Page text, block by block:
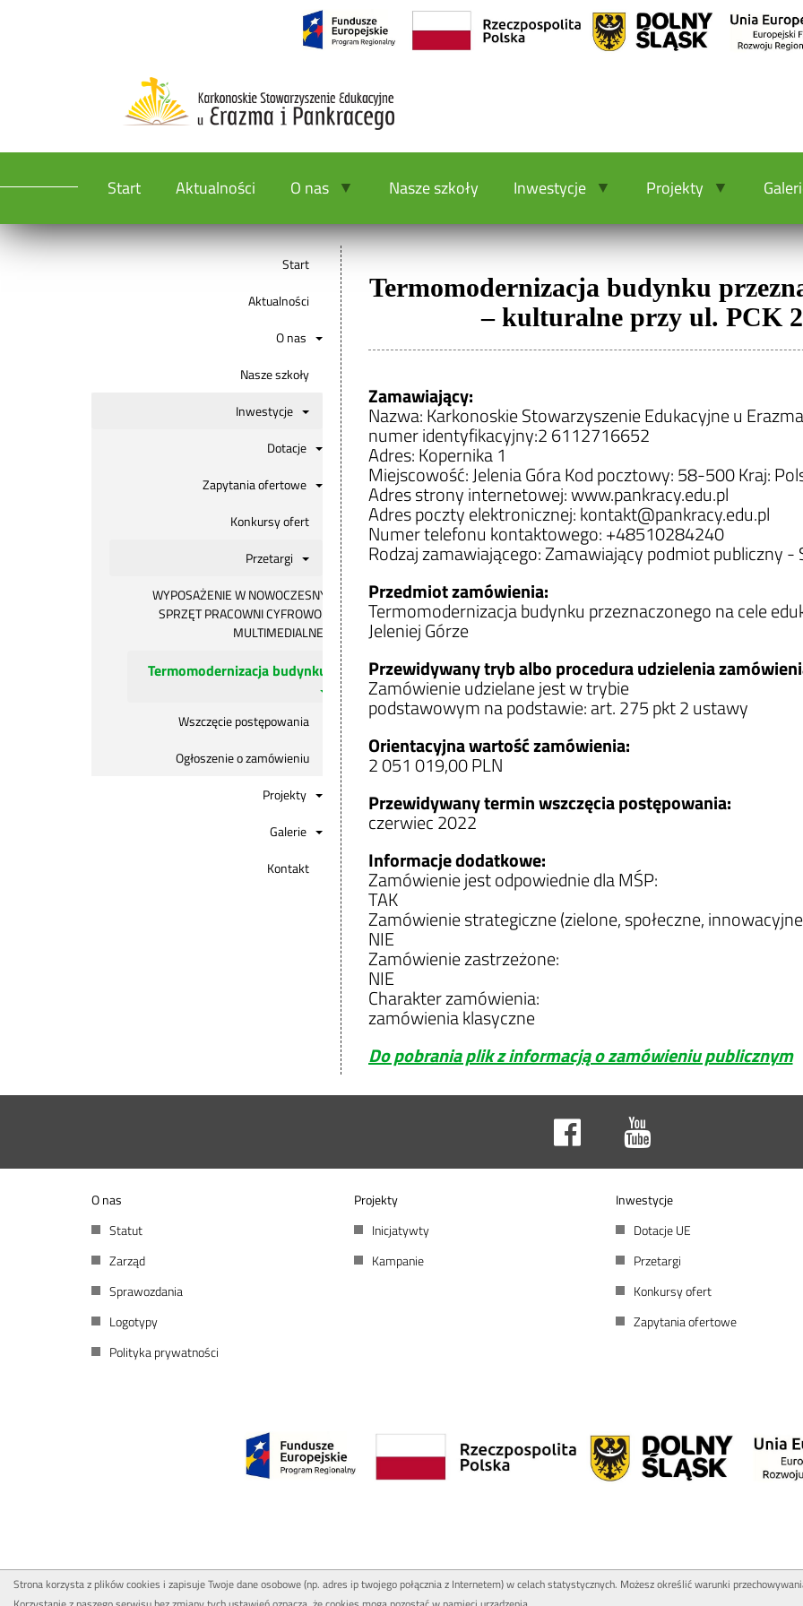
Start Aktualności O nas Nasze szkoły Inwestycje Projekty
Start
Aktualności
O nas
Nasze szkoły
Inwestycje
Dotacje
Zapytania ofertowe
Konkursy ofert
Przetargi
WYPOSAŻENIE W NOWOCZESNY
SPRZĘT PRACOWNI CYFROWO-
MULTIMEDIALNEJ
Termomodernizacja budynku
Wszczęcie postępowania
Ogłoszenie o zamówieniu
Projekty
Galerie
Kontakt
Termomodernizacja budynku
– kulturalne przy ul. PCK
Zamawiający:
Nazwa: Karkonoskie Stowarzyszenie Edukacyjne u
numer identyfikacyjny:2 6112716652
Adres: Kopernika 1
Miejscowość: Jelenia Góra Kod pocztowy: 58-500 Kraj:
Adres strony internetowej: www.pankracy.edu.pl
Adres poczty elektronicznej: kontakt@pankracy.edu.pl
Numer telefonu kontaktowego: +48510284240
Rodzaj zamawiającego: Zamawiający podmiot publiczny
Przedmiot zamówienia:
Termomodernizacja budynku przeznaczonego na cele
Jeleniej Górze
Przewidywany tryb albo procedura udzielenia
Zamówienie udzielane jest w trybie
podstawowym na podstawie: art. 275 pkt 2 ustawy
Orientacyjna wartość zamówienia:
2 051 019,00 PLN
Przewidywany termin wszczęcia postępowania:
czerwiec 2022
Informacje dodatkowe:
Zamówienie jest odpowiednie dla MŚP:
TAK
Zamówienie strategiczne (zielone, społeczne,
NIE
Zamówienie zastrzeżone:
NIE
Charakter zamówienia:
zamówienia klasyczne
Do pobrania plik z informacją o zamówieniu publicznym
O nas
Statut
Zarząd
Sprawozdania
Logotypy
Polityka prywatności
Projekty
Inicjatywty
Kampanie
Inwestycje
Dotacje UE
Przetargi
Konkursy ofert
Zapytania ofertowe
Strona korzysta z plików cookies i zapisuje Twoje dane osobowe (np. adres ip twojego połącznia z Internetem) w celach statystycznych. Możesz określić warunki